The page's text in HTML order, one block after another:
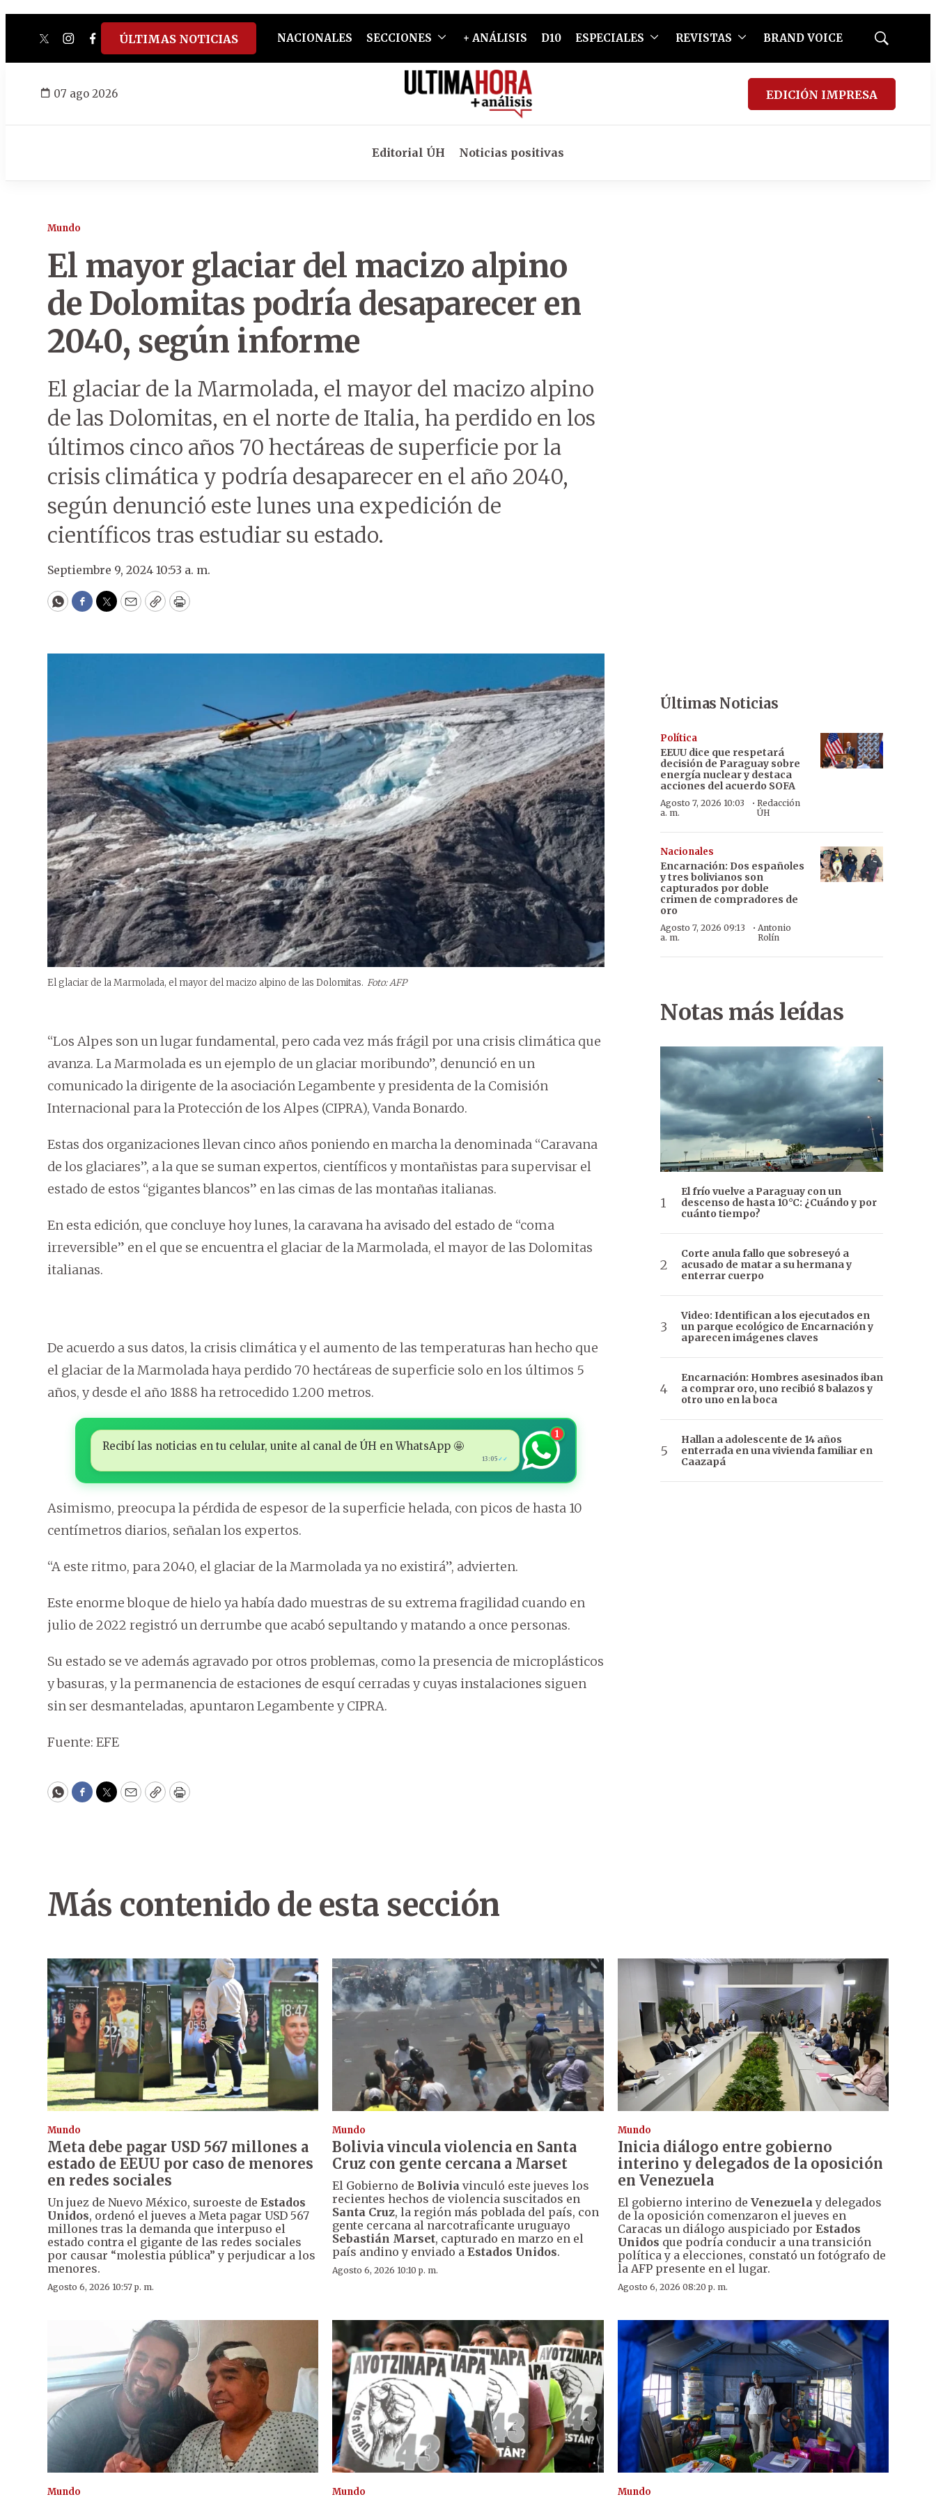
twitterinstagram
facebook
tiktokyoutube
spotify
ÚLTIMAS NOTICIAS NACIONALES SECCIONES + ANÁLISIS D10 ESPECIALES REVISTAS BRAND VOICE
Mostrar
07 ago 2026 EDICIÓN IMPRESA
Editorial ÚH Noticias positivas
Mundo
El mayor glaciar del macizo alpino
de Dolomitas podría desaparecer en
2040, según informe
El glaciar de la Marmolada, el mayor del macizo alpino
de las Dolomitas, en el norte de Italia, ha perdido en los
últimos cinco años 70 hectáreas de superficie por la
crisis climática y podría desaparecer en el año 2040,
según denunció este lunes una expedición de
científicos tras estudiar su estado.
Septiembre 9, 2024 10:53 a. m.
WhatsApp
Facebook
Twitter
EmailCopyPrint
El glaciar de la Marmolada, el mayor del macizo alpino de las Dolomitas. Foto: AFP
“Los Alpes son un lugar fundamental, pero cada vez más frágil por una crisis climática que
avanza. La Marmolada es un ejemplo de un glaciar moribundo”, denunció en un
comunicado la dirigente de la asociación Legambente y presidenta de la Comisión
Internacional para la Protección de los Alpes (CIPRA), Vanda Bonardo.
Estas dos organizaciones llevan cinco años poniendo en marcha la denominada “Caravana
de los glaciares”, a la que se suman expertos, científicos y montañistas para supervisar el
estado de estos “gigantes blancos” en las cimas de las montañas italianas.
En esta edición, que concluye hoy lunes, la caravana ha avisado del estado de “coma
irreversible” en el que se encuentra el glaciar de la Marmolada, el mayor de las Dolomitas
italianas.
De acuerdo a sus datos, la crisis climática y el aumento de las temperaturas han hecho que
el glaciar de la Marmolada haya perdido 70 hectáreas de superficie solo en los últimos 5
años, y desde el año 1888 ha retrocedido 1.200 metros.
Recibí las noticias en tu celular, unite al canal de ÚH en WhatsApp 🤩
13:05 ✓✓
1
Asimismo, preocupa la pérdida de espesor de la superficie helada, con picos de hasta 10
centímetros diarios, señalan los expertos.
“A este ritmo, para 2040, el glaciar de la Marmolada ya no existirá”, advierten.
Este enorme bloque de hielo ya había dado muestras de su extrema fragilidad cuando en
julio de 2022 registró un derrumbe que acabó sepultando y matando a once personas.
Su estado se ve además agravado por otros problemas, como la presencia de microplásticos
y basuras, y la permanencia de estaciones de esquí cerradas y cuyas instalaciones siguen
sin ser desmanteladas, apuntaron Legambente y CIPRA.
Fuente: EFE
WhatsApp
Facebook
Twitter
EmailCopyPrint
Últimas Noticias
Política
EEUU dice que respetará
decisión de Paraguay sobre
energía nuclear y destaca
acciones del acuerdo SOFA
Agosto 7, 2026 10:03
a. m.
· Redacción
ÚH
Nacionales
Encarnación: Dos españoles
y tres bolivianos son
capturados por doble
crimen de compradores de
oro
Agosto 7, 2026 09:13
a. m.
·Antonio
Rolín
Notas más leídas
El frío vuelve a Paraguay con un
descenso de hasta 10°C: ¿Cuándo y por
cuánto tiempo?
Corte anula fallo que sobreseyó a
acusado de matar a su hermana y
enterrar cuerpo
Video: Identifican a los ejecutados en
un parque ecológico de Encarnación y
aparecen imágenes claves
Encarnación: Hombres asesinados iban
a comprar oro, uno recibió 8 balazos y
otro uno en la boca
Hallan a adolescente de 14 años
enterrada en una vivienda familiar en
Caazapá
Más contenido de esta sección
Mundo
Meta debe pagar USD 567 millones a
estado de EEUU por caso de menores
en redes sociales
Un juez de Nuevo México, suroeste de Estados
Unidos, ordenó el jueves a Meta pagar USD 567
millones tras la demanda que interpuso el
estado contra el gigante de las redes sociales
por causar “molestia pública” y perjudicar a los
menores.
Agosto 6, 2026 10:57 p. m.
Mundo
Bolivia vincula violencia en Santa
Cruz con gente cercana a Marset
El Gobierno deBolivia vinculó este jueves los
recientes hechos de violencia suscitados en
Santa Cruz, la región más poblada del país, con
gente cercana al narcotraficante uruguayo
Sebastián Marset, capturado en marzo en el
país andino y enviado aEstados Unidos.
Agosto 6, 2026 10:10 p. m.
Mundo
Inicia diálogo entre gobierno
interino y delegados de la oposición
en Venezuela
El gobierno interino de Venezuelay delegados
de la oposición comenzaron el jueves en
Caracas un diálogo auspiciado por Estados
Unidos que podría conducir a una transición
política y a elecciones, constató un fotógrafo de
la AFP presente en el lugar.
Agosto 6, 2026 08:20 p. m.
Mundo Mundo Mundo